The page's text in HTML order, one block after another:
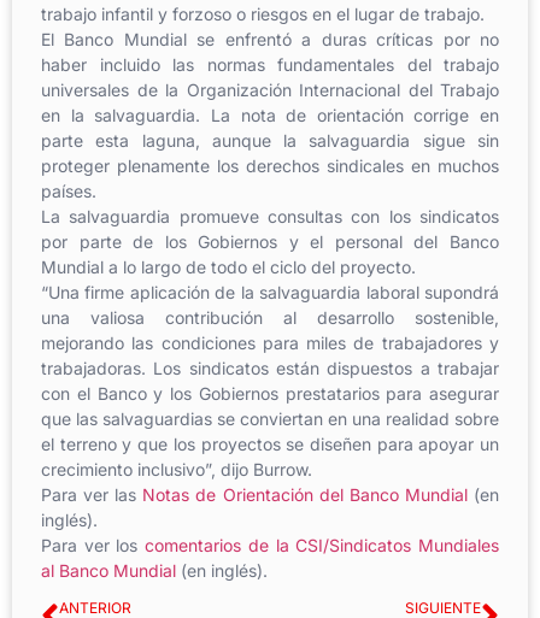
trabajo infantil y forzoso o riesgos en el lugar de trabajo.
El Banco Mundial se enfrentó a duras críticas por no
haber incluido las normas fundamentales del trabajo
universales de la Organización Internacional del Trabajo
en la salvaguardia. La nota de orientación corrige en
parte esta laguna, aunque la salvaguardia sigue sin
proteger plenamente los derechos sindicales en muchos
países.
La salvaguardia promueve consultas con los sindicatos
por parte de los Gobiernos y el personal del Banco
Mundial a lo largo de todo el ciclo del proyecto.
“Una firme aplicación de la salvaguardia laboral supondrá
una valiosa contribución al desarrollo sostenible,
mejorando las condiciones para miles de trabajadores y
trabajadoras. Los sindicatos están dispuestos a trabajar
con el Banco y los Gobiernos prestatarios para asegurar
que las salvaguardias se conviertan en una realidad sobre
el terreno y que los proyectos se diseñen para apoyar un
crecimiento inclusivo”, dijo Burrow.
Para ver las Notas de Orientación del Banco Mundial(en
inglés).
Para ver loscomentarios de la CSI/Sindicatos Mundiales
al Banco Mundial (en inglés).
ANTERIOR SIGUIENTE